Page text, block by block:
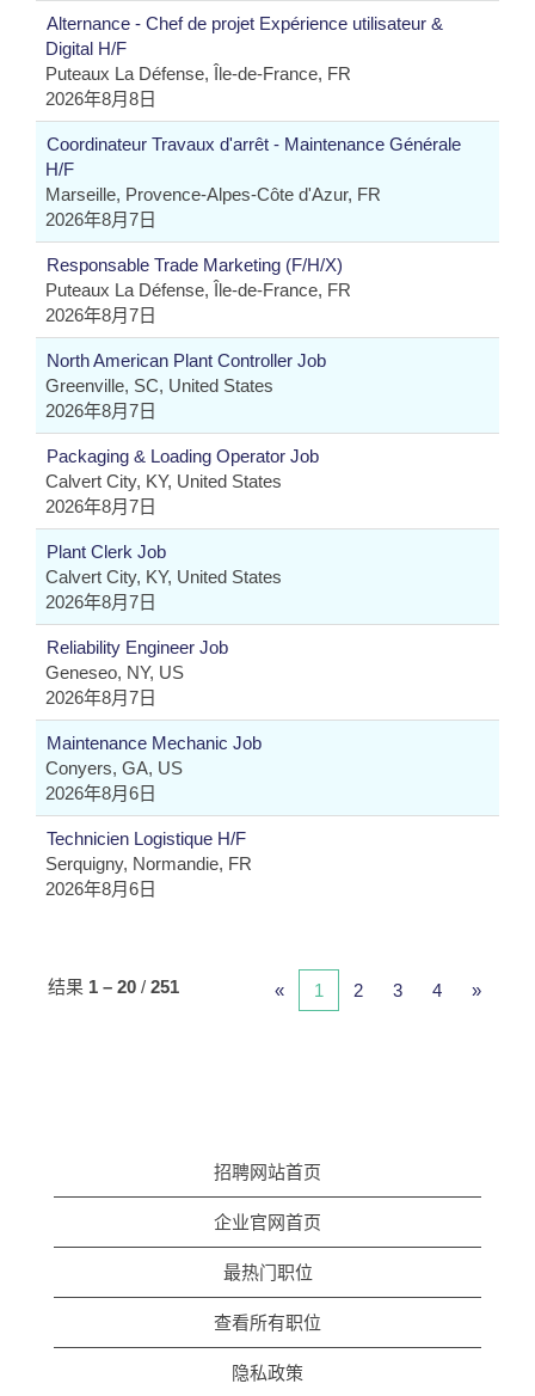
Alternance - Chef de projet Expérience utilisateur &
Digital H/F
Puteaux La Défense, Île-de-France, FR
2026年8月8日
Coordinateur Travaux d'arrêt - Maintenance Générale
H/F
Marseille, Provence-Alpes-Côte d'Azur, FR
2026年8月7日
Responsable Trade Marketing (F/H/X)
Puteaux La Défense, Île-de-France, FR
2026年8月7日
North American Plant Controller Job
Greenville, SC, United States
2026年8月7日
Packaging & Loading Operator Job
Calvert City, KY, United States
2026年8月7日
Plant Clerk Job
Calvert City, KY, United States
2026年8月7日
Reliability Engineer Job
Geneseo, NY, US
2026年8月7日
Maintenance Mechanic Job
Conyers, GA, US
2026年8月6日
Technicien Logistique H/F
Serquigny, Normandie, FR
2026年8月6日
结果 1 – 20 / 251 « 1 2 3 4 »
招聘网站首页
企业官网首页
最热门职位
查看所有职位
隐私政策